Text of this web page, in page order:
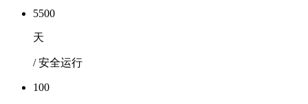
5500
天
/ 安全运行
100